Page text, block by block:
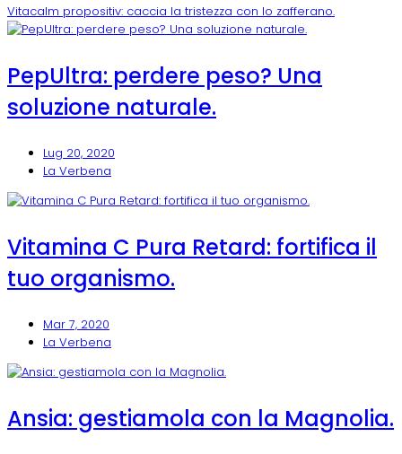
Vitacalm propositiv: caccia la tristezza con lo zafferano.
PepUltra: perdere peso? Una
soluzione naturale.
Lug 20, 2020
La Verbena
Vitamina C Pura Retard: fortifica il
tuo organismo.
Mar 7, 2020
La Verbena
Ansia: gestiamola con la Magnolia.